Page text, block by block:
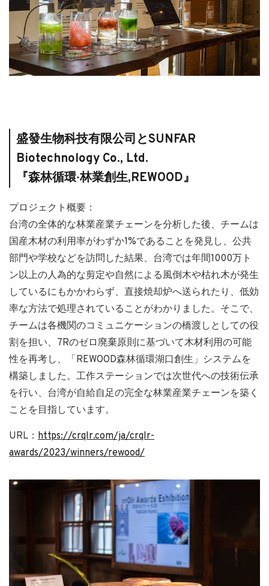
盛發生物科技有限公司とSUNFAR
Biotechnology Co., Ltd.
『森林循環‧林業創生,REWOOD』
プロジェクト概要：
台湾の全体的な林業産業チェーンを分析した後、チームは
国産木材の利用率がわずか1%であることを発見し、公共
部門や学校などを訪問した結果、台湾では年間1000万ト
ン以上の人為的な剪定や自然による風倒木や枯れ木が発生
しているにもかかわらず、直接焼却炉へ送られたり、低効
率な方法で処理されていることがわかりました。そこで、
チームは各機関のコミュニケーションの橋渡しとしての役
割を担い、7Rのゼロ廃棄原則に基づいて木材利用の可能
性を再考し、「REWOOD森林循環湖口創生」システムを
構築しました。工作ステーションでは次世代への技術伝承
を行い、台湾が自給自足の完全な林業産業チェーンを築く
ことを目指しています。
URL： https://crqlr.com/ja/crqlr-
awards/2023/winners/rewood/